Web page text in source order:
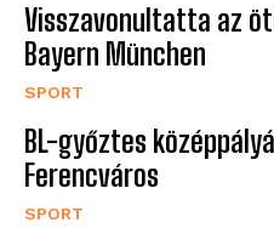
Visszavonultatta az
Bayern München
SPORT
BL-győztes
Ferencváros
SPORT